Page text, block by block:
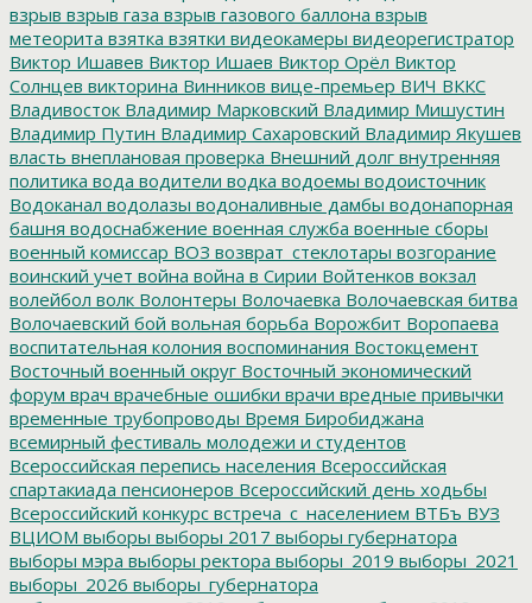
взрыв взрыв газа взрыв газового баллона взрыв
метеорита взятка взятки видеокамеры видеорегистратор
Виктор Ишавев Виктор Ишаев Виктор Орёл Виктор
Солнцев викторина Винников вице-премьер ВИЧ ВККС
Владивосток Владимир Марковский Владимир Мишустин
Владимир Путин Владимир Сахаровский Владимир Якушев
власть внеплановая проверка Внешний долг внутренняя
политика вода водители водка водоемы водоисточник
Водоканал водолазы водоналивные дамбы водонапорная
башня водоснабжение военная служба военные сборы
военный комиссар ВОЗ возврат_стеклотары возгорание
воинский учет война война в Сирии Войтенков вокзал
волейбол волк Волонтеры Волочаевка Волочаевская битва
Волочаевский бой вольная борьба Ворожбит Воропаева
воспитательная колония воспоминания Востокцемент
Восточный военный округ Восточный экономический
форум врач врачебные ошибки врачи вредные привычки
временные трубопроводы Время Биробиджана
всемирный фестиваль молодежи и студентов
Всероссийская перепись населения Всероссийская
спартакиада пенсионеров Всероссийский день ходьбы
Всероссийский конкурс встреча_с_населением ВТБъ ВУЗ
ВЦИОМ выборы выборы 2017 выборы губернатора
выборы мэра выборы ректора выборы_2019 выборы_2021
выборы_2026 выборы_губернатора